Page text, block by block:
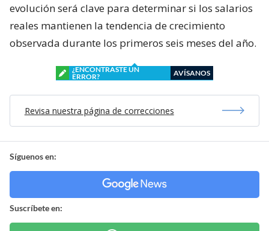
evolución será clave para determinar si los salarios
reales mantienen la tendencia de crecimiento
observada durante los primeros seis meses del año.
¿ENCONTRASTE UN
ERROR?
AVÍSANOS
Revisa nuestra página de correcciones
Síguenos en:
Suscríbete en: